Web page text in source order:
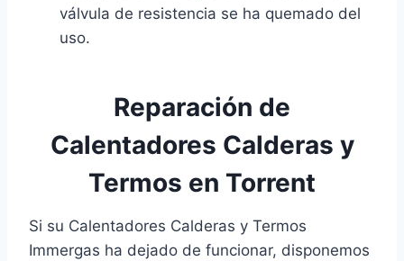
válvula de resistencia se ha quemado del
uso.
Reparación de
Calentadores Calderas y
Termos en Torrent
Si su Calentadores Calderas y Termos
Immergas ha dejado de funcionar, disponemos